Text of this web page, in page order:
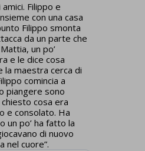
amici. Filippo e
con una casa
Filippo smonta
da un parte che
un po’
e le dice cosa
la maestra cerca di
comincia a
piangere sono
cosa era
e consolato. Ha
un po’ ha fatto la
di nuovo
nel cuore”.